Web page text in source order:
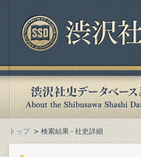
トップ 検索結果 - 社史詳細